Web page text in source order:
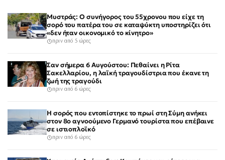
Μυστράς: Ο συνήγορος του 55χρονου που είχε τη
σορό του πατέρα του σε καταψύκτη υποστηρίζει ότι
«δεν ήταν οικονομικό το κίνητρο»
πριν από 5 ώρες
Σαν σήμερα 6 Αυγούστου: Πεθαίνει η Ρίτα
Σακελλαρίου, η λαϊκή τραγουδίστρια που έκανε τη
ζωή της τραγούδι
πριν από 6 ώρες
Η σορός που εντοπίστηκε το πρωί στη Σύμη ανήκει
στον 8ο αγνοούμενο Γερμανό τουρίστα που επέβαινε
σε ιστιοπλοϊκό
πριν από 6 ώρες